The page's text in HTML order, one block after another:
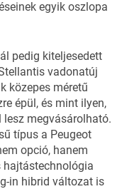
egyik oszlopa
pedig kiteljesedett
vadonatúj
közepes méretű
épül, és mint ilyen,
megvásárolható.
típus a Peugeot
opció, hanem
hajtástechnológia
in hibrid változat is